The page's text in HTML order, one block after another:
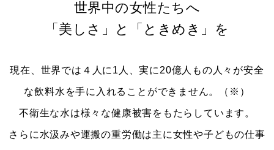
世界中の女性たちへ
「美しさ」と「ときめき」を
現在、世界では４人に1人、実に20億人もの人々が安全
な飲料水を手に入れることができません。（※）
不衛生な水は様々な健康被害をもたらしています。
さらに水汲みや運搬の重労働は主に女性や子どもの仕事